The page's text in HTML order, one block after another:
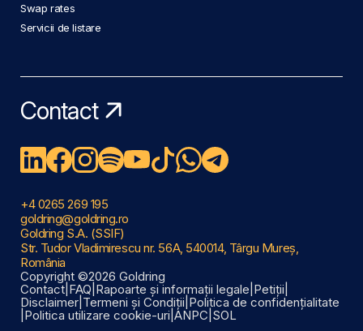
Swap rates
Servicii de listare
Contact
+4 0265 269 195
goldring@goldring.ro
Goldring S.A. (SSIF)
Str. Tudor Vladimirescu nr. 56A, 540014, Târgu Mureș,
România
Copyright ©2026 Goldring
Contact FAQ Rapoarte și informații legale Petiții
Disclaimer Termeni și Condiții Politica de confidențialitate
Politica utilizare cookie-uri ANPC SOL